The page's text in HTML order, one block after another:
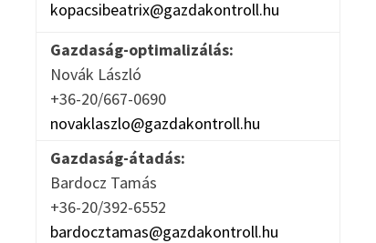
kopacsibeatrix@gazdakontroll.hu
Gazdaság-optimalizálás:
Novák László
+36-20/667-0690
novaklaszlo@gazdakontroll.hu
Gazdaság-átadás:
Bardocz Tamás
+36-20/392-6552
bardocztamas@gazdakontroll.hu